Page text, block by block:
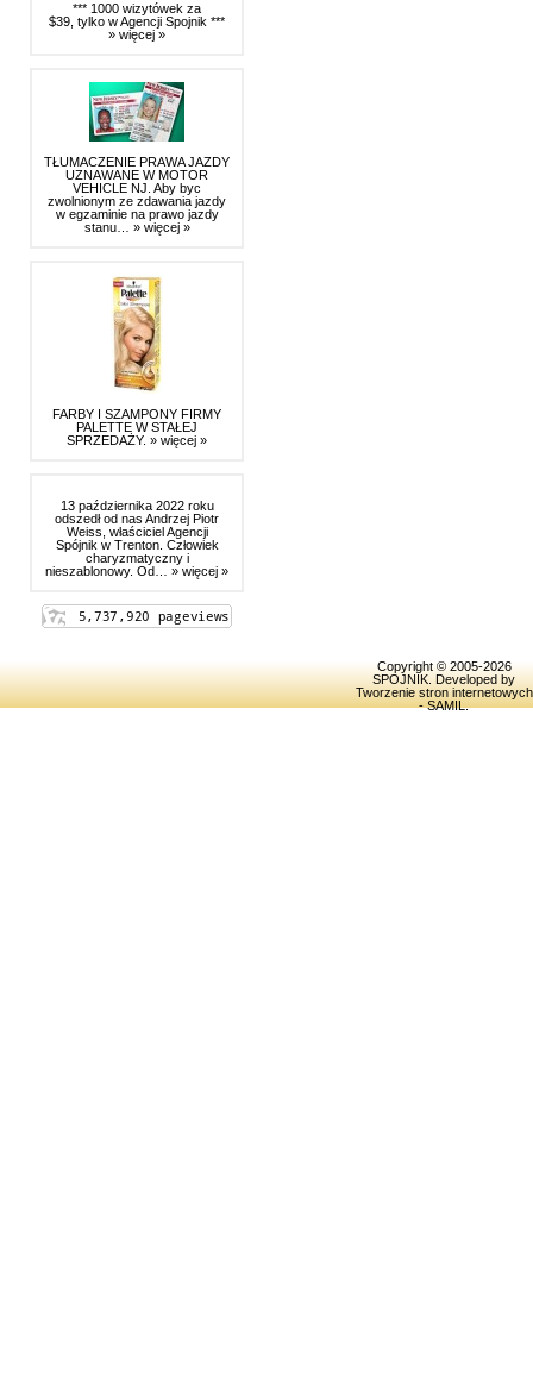
*** 1000 wizytówek za
$39, tylko w Agencji Spojnik ***
» więcej »
TŁUMACZENIE PRAWA JAZDY
UZNAWANE W MOTOR
VEHICLE NJ. Aby byc
zwolnionym ze zdawania jazdy
w egzaminie na prawo jazdy
stanu… » więcej »
FARBY I SZAMPONY FIRMY
PALETTE W STAŁEJ
SPRZEDAŻY. » więcej »
13 października 2022 roku
odszedł od nas Andrzej Piotr
Weiss, właściciel Agencji
Spójnik w Trenton. Człowiek
charyzmatyczny i
nieszablonowy. Od… » więcej »
Copyright © 2005-2026
SPOJNIK . Developed by
Tworzenie stron internetowych
- SAMIL.